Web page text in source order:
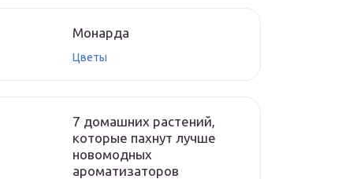
Монарда
Цветы
7 домашних растений,
которые пахнут лучше
новомодных
ароматизаторов